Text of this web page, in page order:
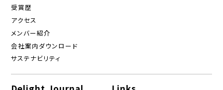
受賞歴
アクセス
メンバー紹介
会社案内ダウンロード
サステナビリティ